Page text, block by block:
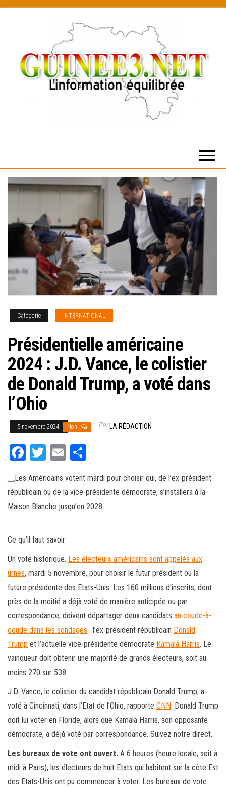
content
Catégorie INTERNATIONAL
Présidentielle américaine
2024 : J.D. Vance, le colistier
de Donald Trump, a voté dans
l’Ohio
5 novembre 2024 Non ParLA RÉDACTION
Fa
bo
ok
T
tt
er
E
ail ag
er
Les Américains votent mardi pour choisir qui, de l’ex-président
républicain ou de la vice-présidente démocrate, s’installera à la
Maison Blanche jusqu’en 2028.
Ce qu’il faut savoir
Un vote historique. Les électeurs américains sont appelés aux
urnes, mardi 5 novembre, pour choisir le futur président ou la
future présidente des Etats-Unis. Les 160 millions d’inscrits, dont
près de la moitié a déjà voté de manière anticipée ou par
correspondance, doivent départager deux candidats au coude-à-
coude dans les sondages : l’ex-président républicain Donald
Trump et l’actuelle vice-présidente démocrate Kamala Harris. Le
vainqueur doit obtenir une majorité de grands électeurs, soit au
moins 270 sur 538.
J.D. Vance, le colistier du candidat républicain Donald Trump, a
voté à Cincinnati, dans l’Etat de l’Ohio, rapporte CNN. Donald Trump
doit lui voter en Floride, alors que Kamala Harris, son opposante
démocrate, a déjà voté par correspondance. Suivez notre direct.
Les bureaux de vote ont ouvert. A 6 heures (heure locale, soit à
midi à Paris), les électeurs de huit Etats qui habitent sur la côte Est
des Etats-Unis ont pu commencer à voter. Les bureaux de vote